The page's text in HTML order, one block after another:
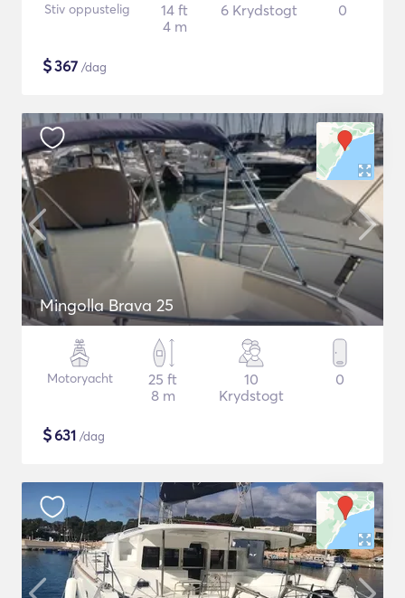
Stiv oppustelig
14 ft
4 m
6 Krydstogt 0
$367 /dag
Mingolla Brava 25
Motoryacht
25 ft
8 m
10
Krydstogt
0
$631 /dag